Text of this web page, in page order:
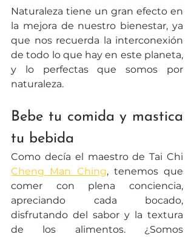
Naturaleza tiene un gran efecto en
la mejora de nuestro bienestar, ya
que nos recuerda la interconexión
de todo lo que hay en este planeta,
y lo perfectas que somos por
naturaleza.
Bebe tu comida y mastica
tu bebida
Cheng Man Ching, tenemos que
comer con plena conciencia,
apreciando cada bocado,
disfrutando del sabor y la textura
de los alimentos. ¿Somos